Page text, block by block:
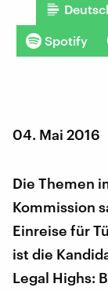
Spotify
04. Mai 2016
Die Themen
Kommission
Einreise für
ist die
Legal Highs: